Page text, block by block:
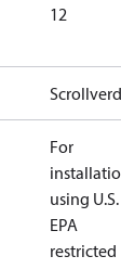
12
For
using U.S.
EPA
restricted